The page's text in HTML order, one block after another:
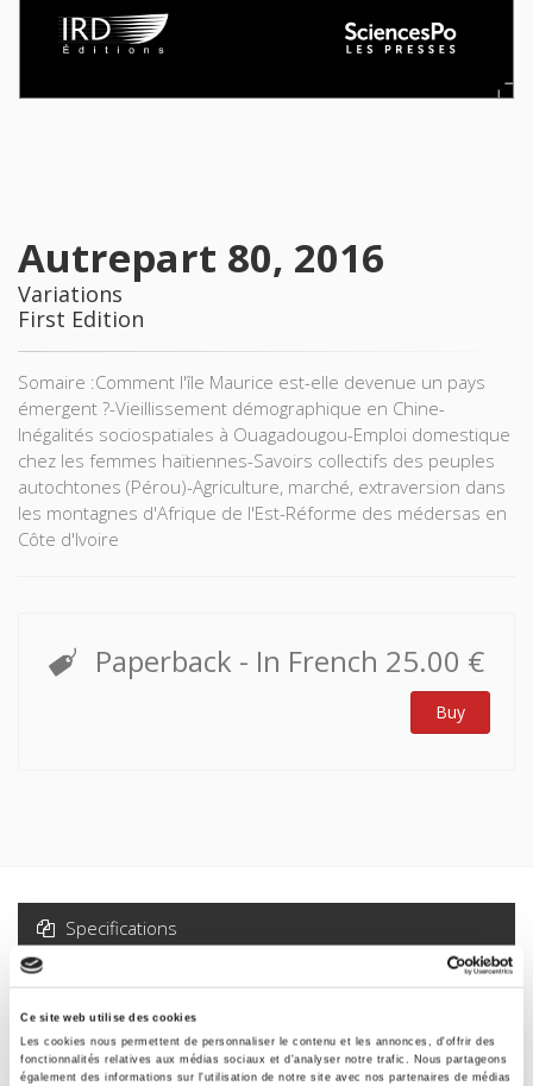
Ce site web utilise des cookies
Les cookies nous permettent de personnaliser le contenu et les annonces, d'offrir des
fonctionnalités relatives aux médias sociaux et d'analyser notre trafic. Nous partageons
également des informations sur l'utilisation de notre site avec nos partenaires de médias
Autrepart 80, 2016
Variations
First Edition
Somaire :Comment l'île Maurice est-elle devenue un pays
émergent ?-Vieillissement démographique en Chine-
Inégalités sociospatiales à Ouagadougou-Emploi domestique
chez les femmes haïtiennes-Savoirs collectifs des peuples
autochtones (Pérou)-Agriculture, marché, extraversion dans
les montagnes d'Afrique de l'Est-Réforme des médersas en
Côte d'Ivoire
Paperback - In French 25.00 €
Buy
Specifications
Contents